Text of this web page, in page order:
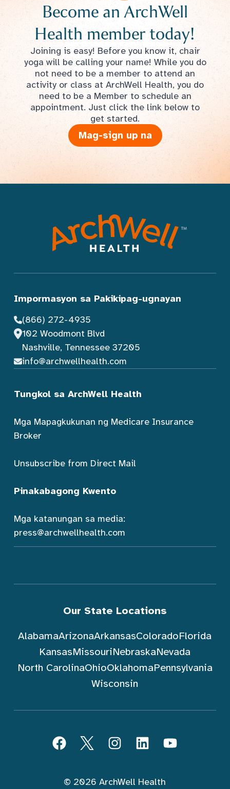
Become an ArchWell
Health member today!
Joining is easy! Before you know it, chair
yoga will be calling your name! While you do
not need to be a member to attend an
activity or class at ArchWell Health, you do
need to be a Member to schedule an
appointment. Just click the link below to
get started.
Mag-sign up na
Impormasyon sa Pakikipag-ugnayan
(866) 272-4935
102 Woodmont Blvd
Nashville, Tennessee 37205
info@archwellhealth.com
Tungkol sa ArchWell Health
Mga Mapagkukunan ng Medicare Insurance
Broker
Unsubscribe from Direct Mail
Pinakabagong Kwento
Mga katanungan sa media:
press@archwellhealth.com
Our State Locations
AlabamaArizonaArkansasColoradoFlorida
KansasMissouriNebraskaNevada
North CarolinaOhioOklahomaPennsylvania
Wisconsin
FacebookTwitterInstagramLinkedInYouTube
© 2026 ArchWell Health